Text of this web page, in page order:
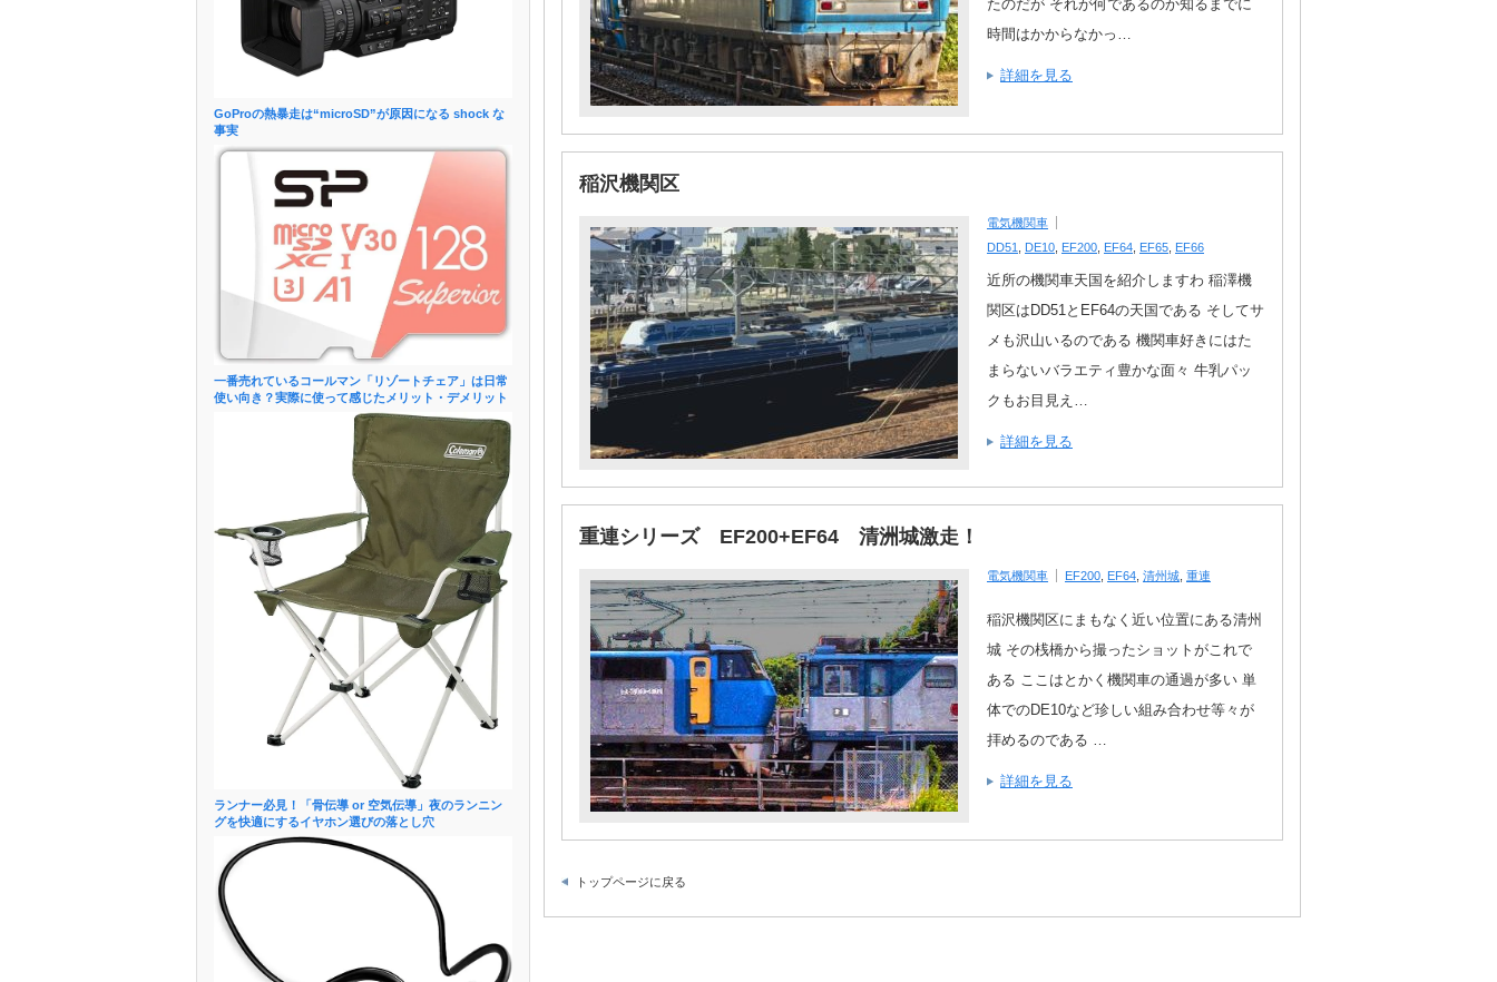
たのだが それが何であるのか知るまでに
時間はかからなかっ…
詳細を見る
稲沢機関区
電気機関車
DD51
DE10 EF200 EF64 EF65 EF66
近所の機関車天国を紹介しますわ 稲澤機
関区はDD51とEF64の天国である そしてサ
メも沢山いるのである 機関車好きにはた
まらないバラエティ豊かな面々 牛乳パッ
クもお目見え…
詳細を見る
重連シリーズ EF200+EF64 清洲城激走！
電気機関車 EF200 EF64 清州城 重連
稲沢機関区にまもなく近い位置にある清州
城 その桟橋から撮ったショットがこれで
ある ここはとかく機関車の通過が多い 単
体でのDE10など珍しい組み合わせ等々が
拝めるのである …
詳細を見る
トップページに戻る
GoProの熱暴走は“microSD”が原因になる shock な
事実
一番売れているコールマン「リゾートチェア」は日常
使い向き？実際に使って感じたメリット・デメリット
ランナー必見！「骨伝導 or 空気伝導」夜のランニン
グを快適にするイヤホン選びの落とし穴